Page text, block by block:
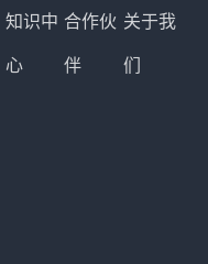
知识中
心
合作伙
伴
关于我
们